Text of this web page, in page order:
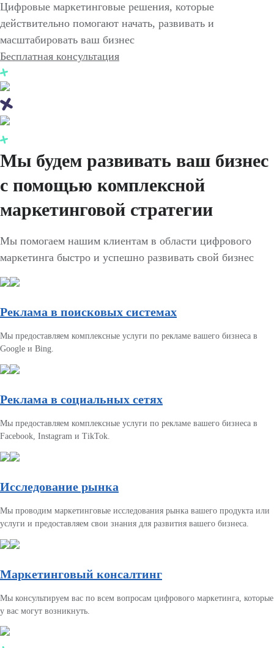
Цифровые маркетинговые решения, которые
действительно помогают начать, развивать и
масштабировать ваш бизнес
Бесплатная консультация
Мы будем развивать ваш бизнес
с помощью комплексной
маркетинговой стратегии
Мы помогаем нашим клиентам в области цифрового
маркетинга быстро и успешно развивать свой бизнес
Реклама в поисковых системах
Мы предоставляем комплексные услуги по рекламе вашего бизнеса в
Google и Bing.
Реклама в социальных сетях
Мы предоставляем комплексные услуги по рекламе вашего бизнеса в
Facebook, Instagram и TikTok.
Исследование рынка
Мы проводим маркетинговые исследования рынка вашего продукта или
услуги и предоставляем свои знания для развития вашего бизнеса.
Маркетинговый консалтинг
Мы консультируем вас по всем вопросам цифрового маркетинга, которые
у вас могут возникнуть.